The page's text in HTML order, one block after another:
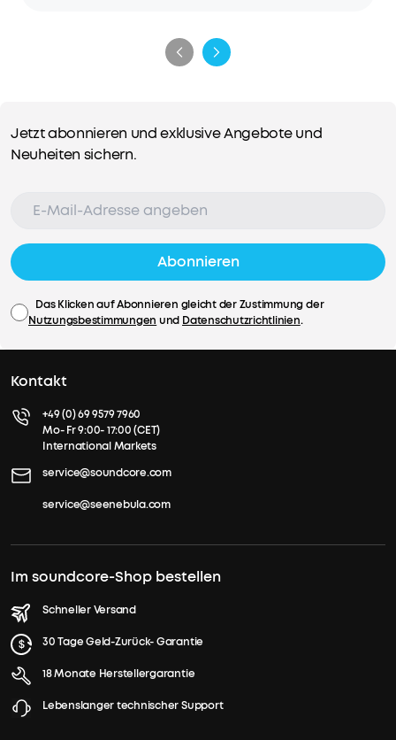
Jetzt abonnieren und exklusive Angebote und
Neuheiten sichern.
Abonnieren
Das Klicken auf Abonnieren gleicht der Zustimmung der
Nutzungsbestimmungen und Datenschutzrichtlinien.
Kontakt
+49 (0) 69 9579 7960
Mo- Fr 9:00- 17:00 (CET)
International Markets
service@soundcore.com
service@seenebula.com
Im soundcore-Shop bestellen
Schneller Versand
30 Tage Geld-Zurück- Garantie
18 Monate Herstellergarantie
Lebenslanger technischer Support